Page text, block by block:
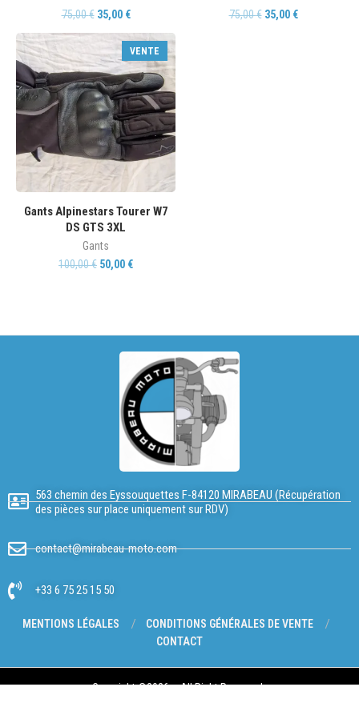
75,00€ 35,00 €
75,00€ 35,00 €
VENTE
Gants Alpinestars Tourer W7
DS GTS 3XL
Gants
100,00€ 50,00 €
563 chemin des Eyssouquettes F-84120 MIRABEAU (Récupération
des pièces sur place uniquement sur RDV)
contact@mirabeau-moto.com
+33 6 75 25 15 50
MENTIONS LÉGALES
CONDITIONS GÉNÉRALES DE VENTE
CONTACT
Copyright @2026 – All Right Reserved.